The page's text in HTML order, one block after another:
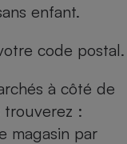
enfant.
code postal.
à côté de
trouverez :
magasin par